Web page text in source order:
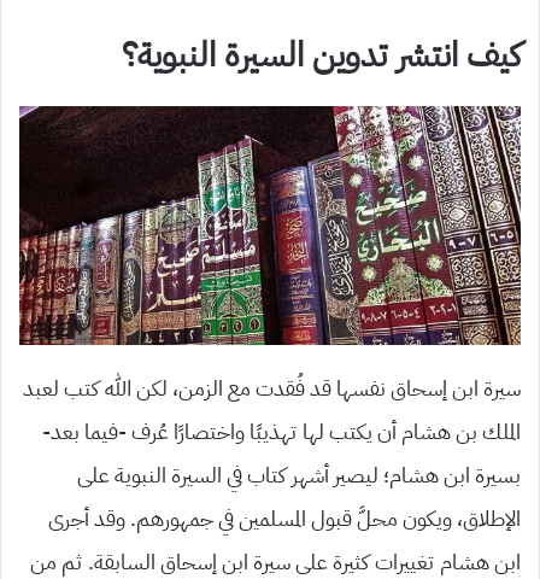
كيف انتشر تدوين السيرة النبوية؟
سيرة ابن إسحاق نفسها قد فُقدت مع الزمن، لكن الله كتب لعبد
الملك بن هشام أن يكتب لها تهذيبًا واختصارًا عُرف -فيما بعد-
بسيرة ابن هشام؛ ليصير أشهر كتاب في السيرة النبوية على
الإطلاق، ويكون محلَّ قبول المسلمين في جمهورهم. وقد أجرى
ابن هشام تغييرات كثيرة على سيرة ابن إسحاق السابقة. ثم من